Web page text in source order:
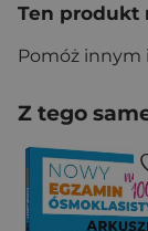
Ten produkt
Pomóż innym
Z tego